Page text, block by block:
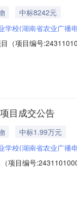
中标8242元
学校(湖南省农业广播
（项目编号
校采购单位地址：
目成交公告
中标1.99万元
学校(湖南省农业广播
项目编号
购单位地址：桑植